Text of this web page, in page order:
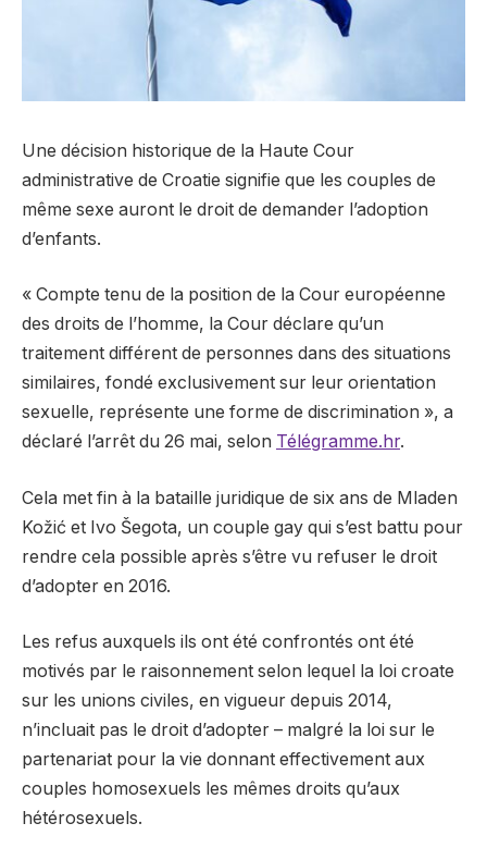
Une décision historique de la Haute Cour
administrative de Croatie signifie que les couples de
même sexe auront le droit de demander l’adoption
d’enfants.
« Compte tenu de la position de la Cour européenne
des droits de l’homme, la Cour déclare qu’un
traitement différent de personnes dans des situations
similaires, fondé exclusivement sur leur orientation
sexuelle, représente une forme de discrimination », a
déclaré l’arrêt du 26 mai, selon Télégramme.hr.
Cela met fin à la bataille juridique de six ans de Mladen
Kožić et Ivo Šegota, un couple gay qui s’est battu pour
rendre cela possible après s’être vu refuser le droit
d’adopter en 2016.
Les refus auxquels ils ont été confrontés ont été
motivés par le raisonnement selon lequel la loi croate
sur les unions civiles, en vigueur depuis 2014,
n’incluait pas le droit d’adopter – malgré la loi sur le
partenariat pour la vie donnant effectivement aux
couples homosexuels les mêmes droits qu’aux
hétérosexuels.